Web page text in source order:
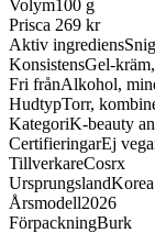
Volym100 g
Prisca 269 kr
Aktiv ingrediens
KonsistensGel-
Fri frånAlkohol,
HudtypTorr,
KategoriK-beauty
CertifieringarEj
TillverkareCosrx
UrsprungslandKorea
Årsmodell2026
FörpackningBurk